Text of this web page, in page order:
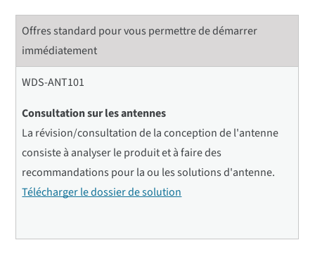
Offres standard pour vous permettre de démarrer
immédiatement
WDS-ANT101
Consultation sur les antennes
La révision/consultation de la conception de l'antenne
consiste à analyser le produit et à faire des
recommandations pour la ou les solutions d'antenne.
Télécharger le dossier de solution